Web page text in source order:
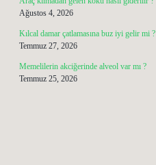
Ağustos 4, 2026
Kılcal damar çatlamasına buz iyi gelir mi ?
Temmuz 27, 2026
Memelilerin akciğerinde alveol var mı ?
Temmuz 25, 2026